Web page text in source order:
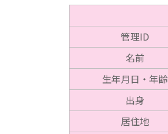
管理ID
名前
生年月日・年齢
出身
居住地